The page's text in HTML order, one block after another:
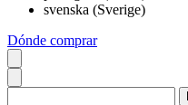
svenska (Sverige)
Dónde comprar